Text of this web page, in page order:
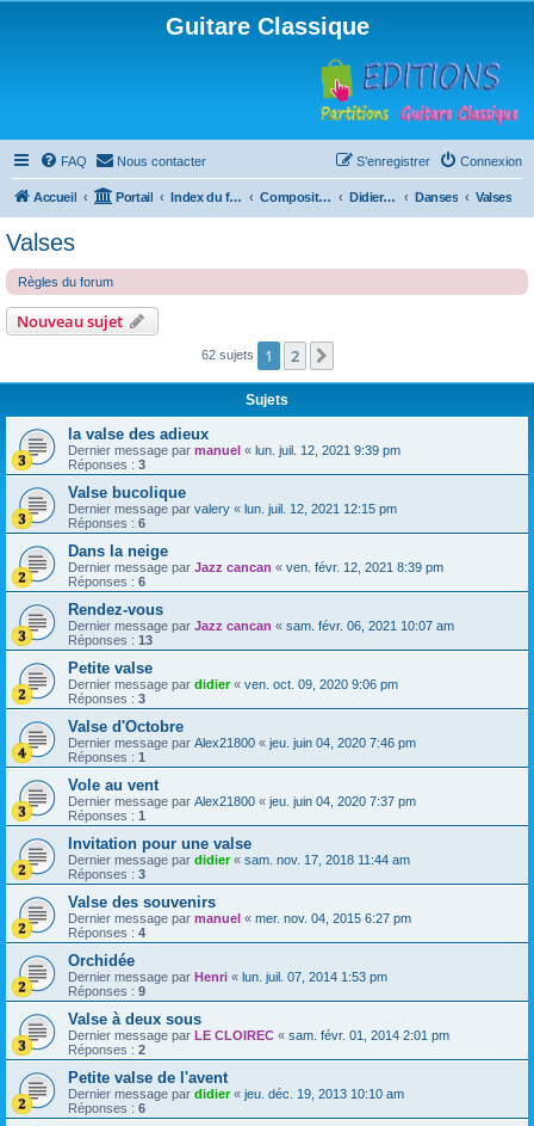
Guitare Classique
FAQ Nous contacter Connexion
S’enregistrer
Accueil Portail Index du forum Compositions Didierland Danses Valses
Valses
Règles du forum
Nouveau sujet
62 sujets 1 2
Sujets
la valse des adieux
Dernier message par manuel « lun. juil. 12, 2021 9:39 pm
Réponses : 3
Valse bucolique
Dernier message par valery « lun. juil. 12, 2021 12:15 pm
Réponses : 6
Dans la neige
Dernier message par Jazz cancan « ven. févr. 12, 2021 8:39 pm
Réponses : 6
Rendez-vous
Dernier message par Jazz cancan « sam. févr. 06, 2021 10:07 am
Réponses : 13
Petite valse
Dernier message par didier« ven. oct. 09, 2020 9:06 pm
Réponses : 3
Valse d'Octobre
Dernier message par Alex21800 « jeu. juin 04, 2020 7:46 pm
Réponses : 1
Vole au vent
Dernier message par Alex21800 « jeu. juin 04, 2020 7:37 pm
Réponses : 1
Invitation pour une valse
Dernier message par didier« sam. nov. 17, 2018 11:44 am
Réponses : 3
Valse des souvenirs
Dernier message par manuel « mer. nov. 04, 2015 6:27 pm
Réponses : 4
Orchidée
Dernier message par Henri « lun. juil. 07, 2014 1:53 pm
Réponses : 9
Valse à deux sous
Dernier message par LE CLOIREC « sam. févr. 01, 2014 2:01 pm
Réponses : 2
Petite valse de l'avent
Dernier message par didier« jeu. déc. 19, 2013 10:10 am
Réponses : 6